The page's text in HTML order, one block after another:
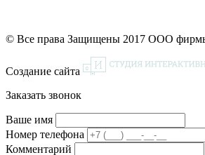
© Все права Защищены 2017 ООО
Создание сайта
Заказать звонок
Ваше имя
Номер телефона
Комментарий